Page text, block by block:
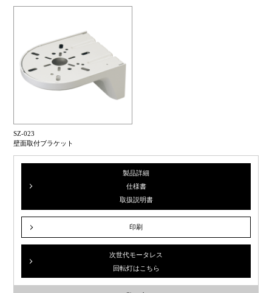
SZ-023
壁面取付ブラケット
製品詳細
仕様書
取扱説明書
印刷
次世代モータレス
回転灯はこちら